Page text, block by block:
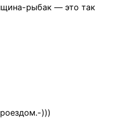
рыбак — это так
)))